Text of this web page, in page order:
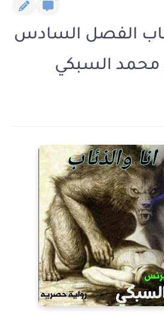
الفصل السادس